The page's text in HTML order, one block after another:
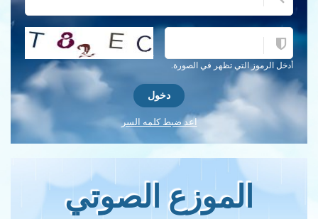
أدخل الرموز التي تظهر في الصورة.
احصل على كلمة التحقق جديدة!
اعد ضبط كلمه السر
الموزع الصوتي